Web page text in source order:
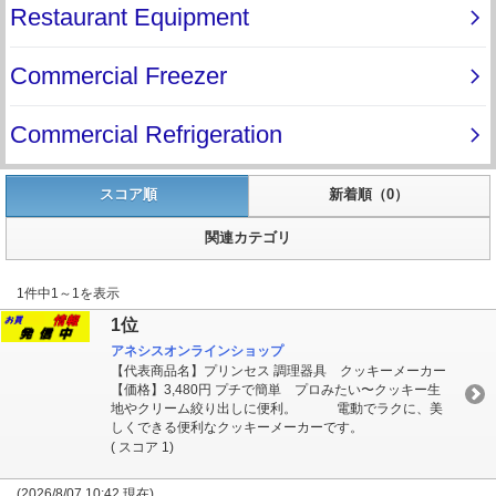
スコア順 新着順（0）
関連カテゴリ
1件中1～1を表示
1位
アネシスオンラインショップ
【代表商品名】プリンセス 調理器具 クッキーメーカー
【価格】3,480円 プチで簡単 プロみたい〜クッキー生
地やクリーム絞り出しに便利。 電動でラクに、美
しくできる便利なクッキーメーカーです。
( スコア 1)